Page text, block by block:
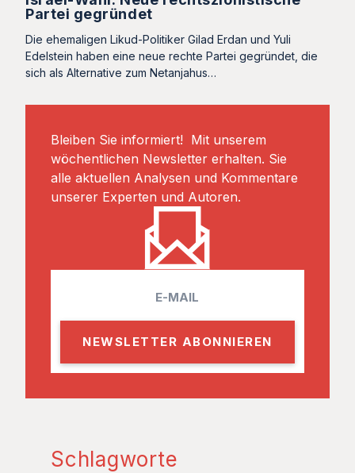
Partei gegründet
Die ehemaligen Likud-Politiker Gilad Erdan und Yuli
Edelstein haben eine neue rechte Partei gegründet, die
sich als Alternative zum Netanjahus…
Bleiben Sie informiert! Mit unserem
wöchentlichen Newsletter erhalten. Sie
alle aktuellen Analysen und Kommentare
unserer Experten und Autoren.
l
Schlagworte